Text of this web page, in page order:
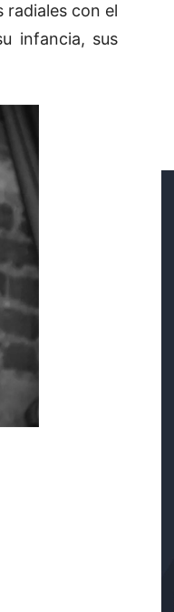
radiales con el
infancia, sus